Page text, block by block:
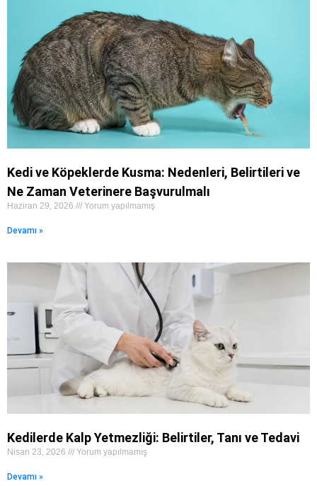
Kedi ve Köpeklerde Kusma: Nedenleri, Belirtileri ve
Ne Zaman Veterinere Başvurulmalı
Haziran 29, 2026 Yorum yapılmamış
Devamı »
Kedilerde Kalp Yetmezliği: Belirtiler, Tanı ve Tedavi
Nisan 23, 2026 Yorum yapılmamış
Devamı »